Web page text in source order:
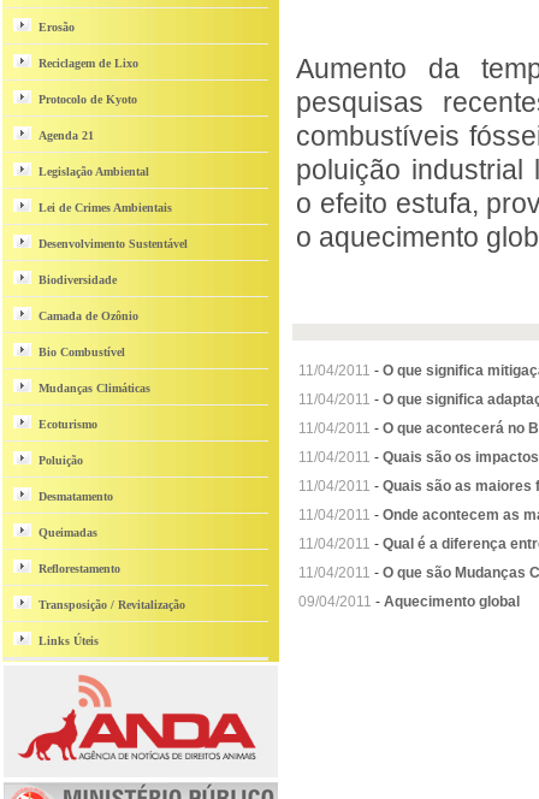
Erosão
Reciclagem de Lixo
Protocolo de Kyoto
Agenda 21
Legislação Ambiental
Lei de Crimes Ambientais
Desenvolvimento Sustentável
Biodiversidade
Camada de Ozônio
Bio Combustível
Mudanças Climáticas
Ecoturismo
Poluição
Desmatamento
Queimadas
Reflorestamento
Transposição / Revitalização
Links Úteis
Aumento da
pesquisas
combustíveis
poluição industrial
o efeito estufa,
o aquecimento
11/04/2011 - O que significa
11/04/2011 - O que significa
11/04/2011 - O que acontecerá no
11/04/2011 - Quais são os
11/04/2011 - Quais são as maiores
11/04/2011 - Onde acontecem as
11/04/2011 - Qual é a diferença
11/04/2011 - O que são Mudanças
09/04/2011 - Aquecimento global